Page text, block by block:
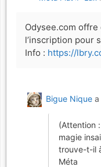
Odysee.com
l’inscription pour
Info : https://
Bigue Nique a
(Attention
magie
trouve-t-il
Méta